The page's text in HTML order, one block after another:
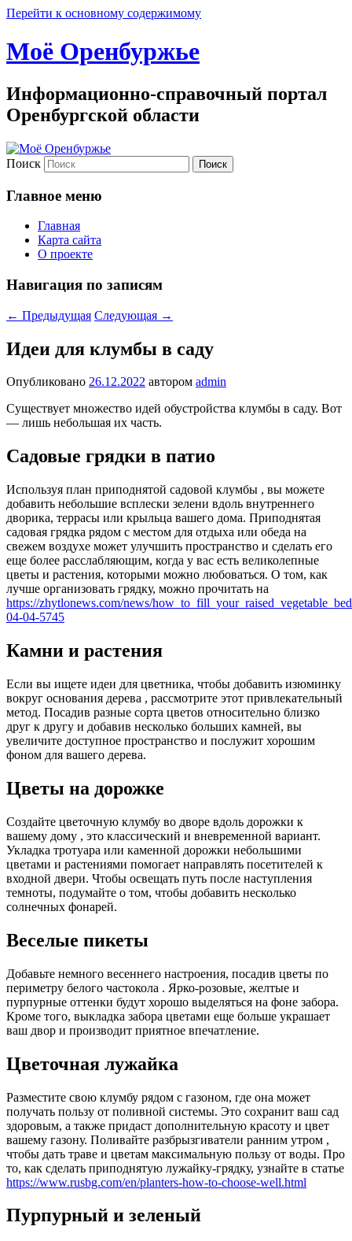
Перейти к основному содержимому
Моё Оренбуржье
Информационно-справочный портал
Оренбургской области
Поиск
Главное меню
Главная
Карта сайта
О проекте
Навигация по записям
← Предыдущая Следующая →
Идеи для клумбы в саду
Опубликовано 26.12.2022 автором admin
Существует множество идей обустройства клумбы в саду. Вот
— лишь небольшая их часть.
Садовые грядки в патио
Используя план приподнятой садовой клумбы , вы можете
добавить небольшие всплески зелени вдоль внутреннего
дворика, террасы или крыльца вашего дома. Приподнятая
садовая грядка рядом с местом для отдыха или обеда на
свежем воздухе может улучшить пространство и сделать его
еще более расслабляющим, когда у вас есть великолепные
цветы и растения, которыми можно любоваться. О том, как
лучше организовать грядку, можно прочитать на
https://zhytlonews.com/news/
04-04-5745
Камни и растения
Если вы ищете идеи для цветника, чтобы добавить изюминку
вокруг основания дерева , рассмотрите этот привлекательный
метод. Посадив разные сорта цветов относительно близко
друг к другу и добавив несколько больших камней, вы
увеличите доступное пространство и послужит хорошим
фоном для вашего дерева.
Цветы на дорожке
Создайте цветочную клумбу во дворе вдоль дорожки к
вашему дому , это классический и вневременной вариант.
Укладка тротуара или каменной дорожки небольшими
цветами и растениями помогает направлять посетителей к
входной двери. Чтобы освещать путь после наступления
темноты, подумайте о том, чтобы добавить несколько
солнечных фонарей.
Веселые пикеты
Добавьте немного весеннего настроения, посадив цветы по
периметру белого частокола . Ярко-розовые, желтые и
пурпурные оттенки будут хорошо выделяться на фоне забора.
Кроме того, выкладка забора цветами еще больше украшает
ваш двор и производит приятное впечатление.
Цветочная лужайка
Разместите свою клумбу рядом с газоном, где она может
получать пользу от поливной системы. Это сохранит ваш сад
здоровым, а также придаст дополнительную красоту и цвет
вашему газону. Поливайте разбрызгиватели ранним утром ,
чтобы дать траве и цветам максимальную пользу от воды. Про
то, как сделать приподнятую лужайку-грядку, узнайте в статье
https://www.rusbg.com/en/planters-how-to-choose-well.html
Пурпурный и зеленый